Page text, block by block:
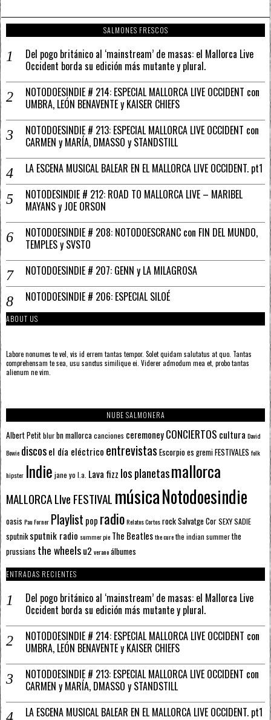
SALMONES FRESCOS
Del pogo británico al ‘mainstream’ de masas: el Mallorca Live
Occident borda su edición más mutante y plural.
NOTODOESINDIE # 214: ESPECIAL MALLORCA LIVE OCCIDENT con
UMBRA, LEÓN BENAVENTE y KAISER CHIEFS
NOTODOESINDIE # 213: ESPECIAL MALLORCA LIVE OCCIDENT con
CARMEN y MARÍA, DMASSO y STANDSTILL
LA ESCENA MUSICAL BALEAR EN EL MALLORCA LIVE OCCIDENT. pt1
NOTODESINDIE # 212: ROAD TO MALLORCA LIVE – MARIBEL
MAYANS y JOE ORSON
NOTODOESINDIE # 208: NOTODOESCRANC con FIN DEL MUNDO,
TEMPLES y SVSTO
NOTODOESINDIE # 207: GENN y LA MILAGROSA
NOTODOESINDIE # 206: ESPECIAL SILOÉ
ABOUT US
Labore nonumes te vel, vis id errem tantas tempor. Solet quidam salutatus at quo. Tantas
comprehensam te sea, usu sanctus similique ei. Viderer admodum mea et, probo tantas
alienum ne vim.
NUBE SALMONERA
Albert Petitblurbn mallorcacanciones ceremoneyCONCIERTOS cultura David
Bowie discosel día eléctrico entrevistas Escorpioes gremiFESTIVALES folk
hipster Indie jane yo l.a. Lava fizz los planetasmallorca
MALLORCA LIve FESTIVAL músicaNotodoesindie
oasis Pau Forner Playlist pop radioRelatos CortosrockSalvatge CorSEXY SADIE
sputnik sputnik radio summer pie The Beatlesthe curethe indian summerthe
prussians the wheelsu2 veranoálbumes
ENTRADAS RECIENTES
Del pogo británico al ‘mainstream’ de masas: el Mallorca Live
Occident borda su edición más mutante y plural.
NOTODOESINDIE # 214: ESPECIAL MALLORCA LIVE OCCIDENT con
UMBRA, LEÓN BENAVENTE y KAISER CHIEFS
NOTODOESINDIE # 213: ESPECIAL MALLORCA LIVE OCCIDENT con
CARMEN y MARÍA, DMASSO y STANDSTILL
LA ESCENA MUSICAL BALEAR EN EL MALLORCA LIVE OCCIDENT. pt1